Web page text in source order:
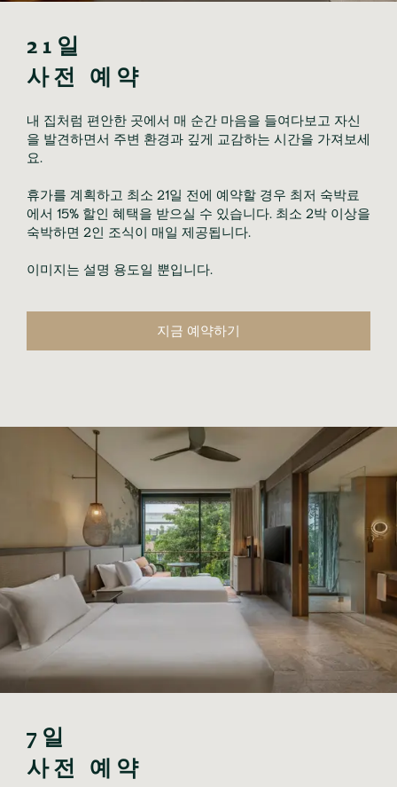
21일
사전 예약
내 집처럼 편안한 곳에서 매 순간 마음을 들여다보고 자신
을 발견하면서 주변 환경과 깊게 교감하는 시간을 가져보세
요.
휴가를 계획하고 최소 21일 전에 예약할 경우 최저 숙박료
에서 15% 할인 혜택을 받으실 수 있습니다. 최소 2박 이상을
숙박하면 2인 조식이 매일 제공됩니다.
이미지는 설명 용도일 뿐입니다.
지금 예약하기
7일
사전 예약